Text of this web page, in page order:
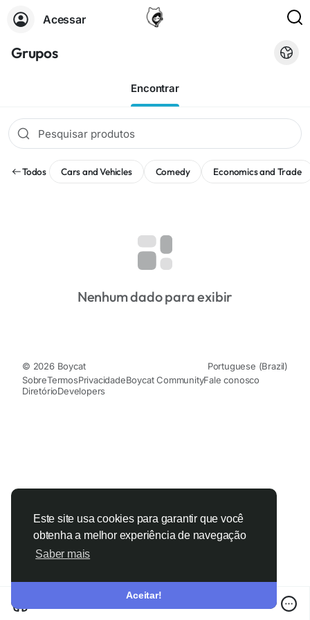
Este site usa cookies para garantir que você
obtenha a melhor experiência de navegação
Saber mais
Aceitar!
Acessar
Grupos
Encontrar
Todos Cars and Vehicles Comedy Economics and Trade
Nenhum dado para exibir
© 2026 Boycat
Portuguese (Brazil)
SobreTermosPrivacidadeBoycat CommunityFale conosco
DiretórioDevelopers